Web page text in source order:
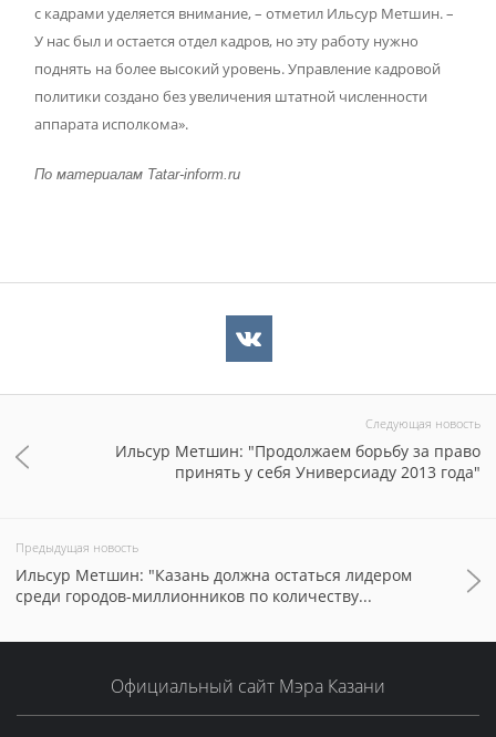
с кадрами уделяется внимание, – отметил Ильсур Метшин. –
У нас был и остается отдел кадров, но эту работу нужно
поднять на более высокий уровень. Управление кадровой
политики создано без увеличения штатной численности
аппарата исполкома».
По материалам Tatar-inform.ru
Следующая новость
Ильсур Метшин: "Продолжаем борьбу за право
принять у себя Универсиаду 2013 года"
Предыдущая новость
Ильсур Метшин: "Казань должна остаться лидером
среди городов-миллионников по количеству...
Официальный сайт Мэра Казани